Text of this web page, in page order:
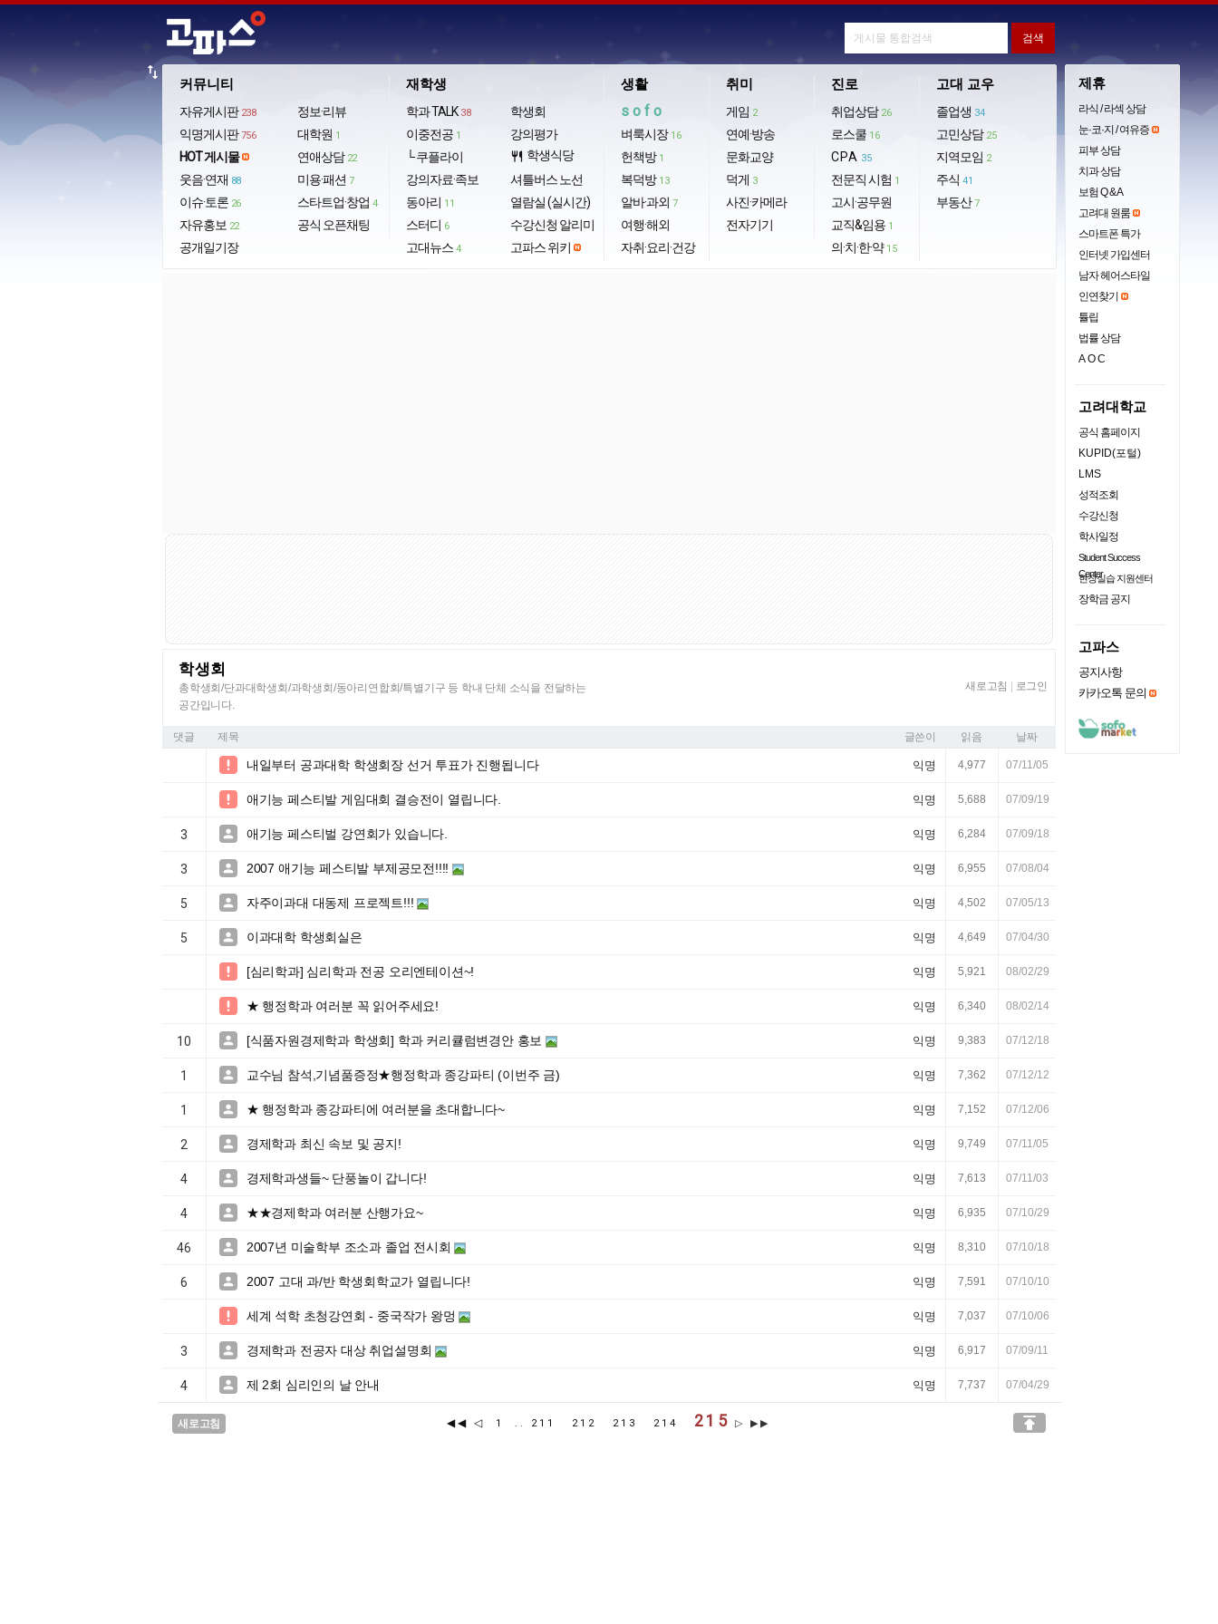
커뮤니티
자유게시판 238
익명게시판 756
HOT 게시물
웃음·연재 88
이슈·토론 26
자유홍보 22
공개일기장
정보·리뷰
대학원 1
연애상담 22
미용·패션 7
스타트업·창업 4
공식 오픈채팅
재학생
학과 TALK 38
이중전공 1
└ 쿠플라이
강의자료·족보
동아리 11
스터디 6
고대뉴스 4
학생회
강의평가
restaurant 학생식당
셔틀버스 노선
열람실 (실시간)
수강신청 알리미
고파스 위키
생활
sofo
벼룩시장 16
헌책방 1
복덕방 13
알바·과외 7
여행·해외
자취·요리·건강
취미
게임 2
연예·방송
문화교양
덕게 3
사진·카메라
전자기기
진로
취업상담 26
로스쿨 16
CPA 35
전문직 시험 1
고시·공무원
교직&임용 1
의·치·한·약 15
고대 교우
졸업생 34
고민상담 25
지역모임 2
주식 41
부동산 7
import_export
학생회
총학생회/단과대학생회/과학생회/동아리연합회/특별기구 등 학내 단체 소식을 전달하는
공간입니다.
새로고침 로그인
댓글 제목 글쓴이 읽음 날짜
 내일부터 공과대학 학생회장 선거 투표가 진행됩니다 익명 4,977 07/11/05
 애기능 페스티발 게임대회 결승전이 열립니다. 익명 5,688 07/09/19
3  애기능 페스티벌 강연회가 있습니다. 익명 6,284 07/09/18
3  2007 애기능 페스티발 부제공모전!!!! 익명 6,955 07/08/04
5  자주이과대 대동제 프로젝트!!! 익명 4,502 07/05/13
5  이과대학 학생회실은 익명 4,649 07/04/30
 [심리학과] 심리학과 전공 오리엔테이션~! 익명 5,921 08/02/29
 ★ 행정학과 여러분 꼭 읽어주세요! 익명 6,340 08/02/14
10  [식품자원경제학과 학생회] 학과 커리큘럼변경안 홍보 익명 9,383 07/12/18
1  교수님 참석,기념품증정★행정학과 종강파티 (이번주 금) 익명 7,362 07/12/12
1  ★ 행정학과 종강파티에 여러분을 초대합니다~ 익명 7,152 07/12/06
2  경제학과 최신 속보 및 공지! 익명 9,749 07/11/05
4  경제학과생들~ 단풍놀이 갑니다! 익명 7,613 07/11/03
4  ★★경제학과 여러분 산행가요~ 익명 6,935 07/10/29
46  2007년 미술학부 조소과 졸업 전시회 익명 8,310 07/10/18
6  2007 고대 과/반 학생회학교가 열립니다! 익명 7,591 07/10/10
 세계 석학 초청강연회 - 중국작가 왕멍 익명 7,037 07/10/06
3  경제학과 전공자 대상 취업설명회 익명 6,917 07/09/11
4  제 2회 심리인의 날 안내 익명 7,737 07/04/29
새로고침 ◀◀ ◁ 1 .. 211 212 213 214 215 ▷ ▶▶ 
제휴
라식 / 라섹 상담
눈·코·지 / 여유증
피부 상담
치과 상담
보험 Q & A
고려대 원룸
스마트폰 특가
인터넷 가입센터
남자 헤어스타일
인연찾기
튤립
법률 상담
AOC
고려대학교
공식 홈페이지
KUPID(포털)
LMS
성적조회
수강신청
학사일정
Student Success
Center
현장실습 지원센터
장학금 공지
고파스
공지사항
카카오톡 문의